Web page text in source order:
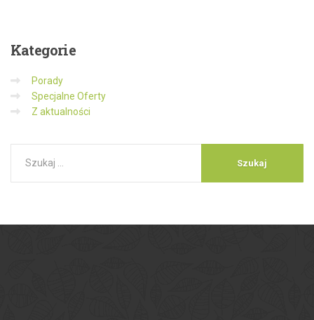
Kategorie
Porady
Specjalne Oferty
Z aktualności